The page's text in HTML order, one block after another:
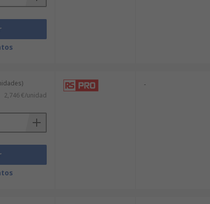
2,746 €/unidad
-